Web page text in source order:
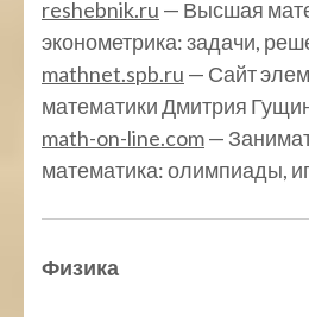
reshebnik.ru — Высшая
эконометрика: задачи,
mathnet.spb.ru — Сайт
математики Дмитрия
math-on-line.com—
математика: олимпиады,
Физика